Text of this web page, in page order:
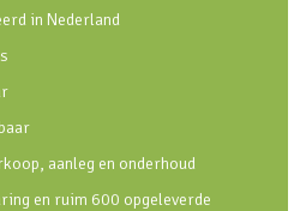
in Nederland
aanleg en onderhoud
en ruim 600 opgeleverde